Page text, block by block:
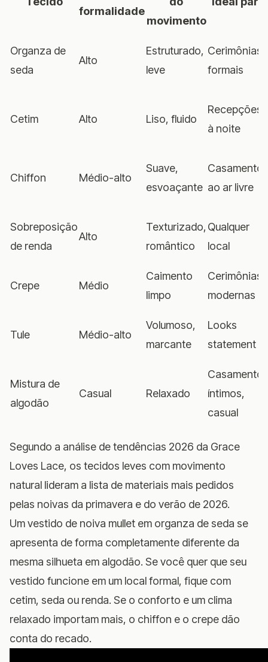
formalidade
movimento
Organza de
seda
Alto
Estruturado,
leve
Cerimônias
formais
Cetim Alto Liso, fluido
Recepções
à noite
Chiffon Médio-alto
Suave,
esvoaçante
Casamentos
ao ar livre
Sobreposição
de renda
Alto
Texturizado,
romântico
Qualquer
local
Crepe Médio
Caimento
limpo
Cerimônias
modernas
Tule Médio-alto
Volumoso,
marcante
Looks
statement
Mistura de
algodão
Casual Relaxado
Casamentos
íntimos,
casual
Segundo a análise de tendências 2026 da Grace
Loves Lace, os tecidos leves com movimento
natural lideram a lista de materiais mais pedidos
pelas noivas da primavera e do verão de 2026.
Um vestido de noiva mullet em organza de seda se
apresenta de forma completamente diferente da
mesma silhueta em algodão. Se você quer que seu
vestido funcione em um local formal, fique com
cetim, seda ou renda. Se o conforto e um clima
relaxado importam mais, o chiffon e o crepe dão
conta do recado.